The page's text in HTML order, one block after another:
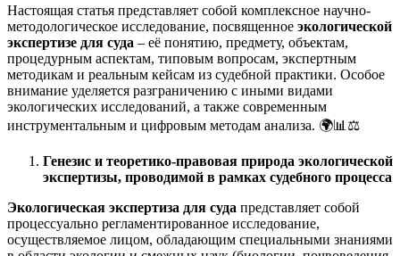
Настоящая статья представляет собой комплексное научно-
методологическое исследование, посвященное экологической
экспертизе для суда – её понятию, предмету, объектам,
процедурным аспектам, типовым вопросам, экспертным
методикам и реальным кейсам из судебной практики. Особое
внимание уделяется разграничению с иными видами
экологических исследований, а также современным
инструментальным и цифровым методам анализа. 🌍📊⚖️
Генезис и теоретико-правовая природа экологической
экспертизы, проводимой в рамках судебного процесса
Экологическая экспертиза для суда представляет собой
процессуально регламентированное исследование,
осуществляемое лицом, обладающим специальными знаниями